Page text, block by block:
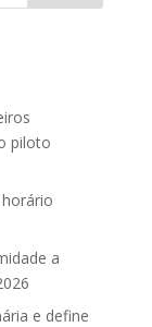
piloto
a
e define